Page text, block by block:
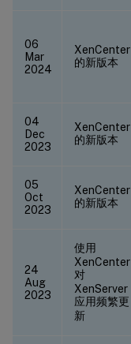
06
Mar
2024
XenCenter
的新版本
04
Dec
2023
XenCenter
的新版本
05
Oct
2023
XenCenter
的新版本
24
Aug
2023
使用
XenCenter
对
XenServer
应用频繁更
新